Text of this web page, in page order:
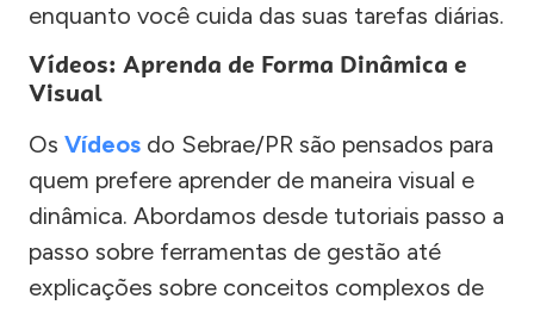
enquanto você cuida das suas tarefas diárias.
Vídeos: Aprenda de Forma Dinâmica e
Visual
Os Vídeos do Sebrae/PR são pensados para
quem prefere aprender de maneira visual e
dinâmica. Abordamos desde tutoriais passo a
passo sobre ferramentas de gestão até
explicações sobre conceitos complexos de